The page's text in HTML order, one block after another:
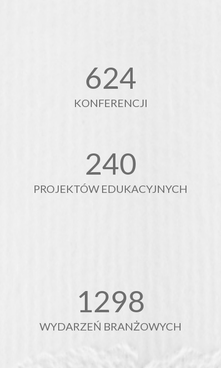
625
KONFERENCJI
241
PROJEKTÓW EDUKACYJNYCH
1303
WYDARZEŃ BRANŻOWYCH